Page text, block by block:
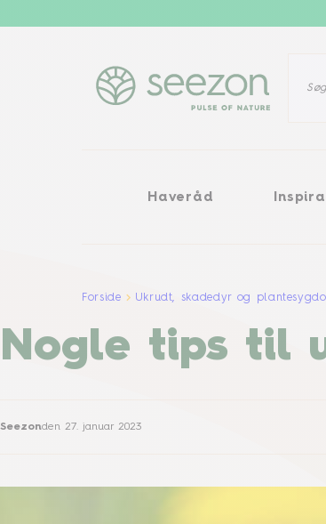
Haveråd
Haveråd
Forside Ukrudt, skadedyr og
Nogle tips til
Seezonden 27. januar 2023